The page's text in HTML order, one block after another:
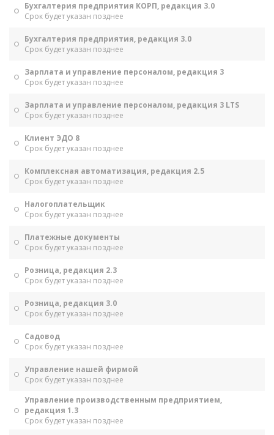
Бухгалтерия предприятия КОРП, редакция 3.0
Срок будет указан позднее
Бухгалтерия предприятия, редакция 3.0
Срок будет указан позднее
Зарплата и управление персоналом, редакция 3
Срок будет указан позднее
Зарплата и управление персоналом, редакция 3 LTS
Срок будет указан позднее
Клиент ЭДО 8
Срок будет указан позднее
Комплексная автоматизация, редакция 2.5
Срок будет указан позднее
Налогоплательщик
Срок будет указан позднее
Платежные документы
Срок будет указан позднее
Розница, редакция 2.3
Срок будет указан позднее
Розница, редакция 3.0
Срок будет указан позднее
Садовод
Срок будет указан позднее
Управление нашей фирмой
Срок будет указан позднее
Управление производственным предприятием,
редакция 1.3
Срок будет указан позднее